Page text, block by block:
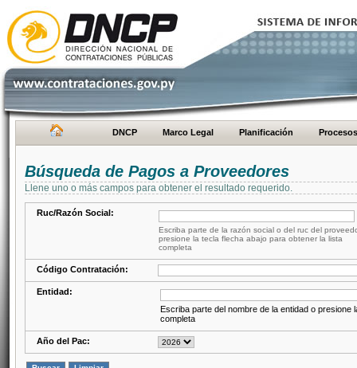
DNCP Marco Legal Planificación Procesos
Búsqueda de Pagos a Proveedores
Llene uno o más campos para obtener el resultado requerido.
Ruc/Razón Social:
Escriba parte de la razón social o del ruc del
presione la tecla flecha abajo para obtener la lista
completa
Código Contratación:
Entidad:
Escriba parte del nombre de la entidad o presione
completa
Año del Pac: